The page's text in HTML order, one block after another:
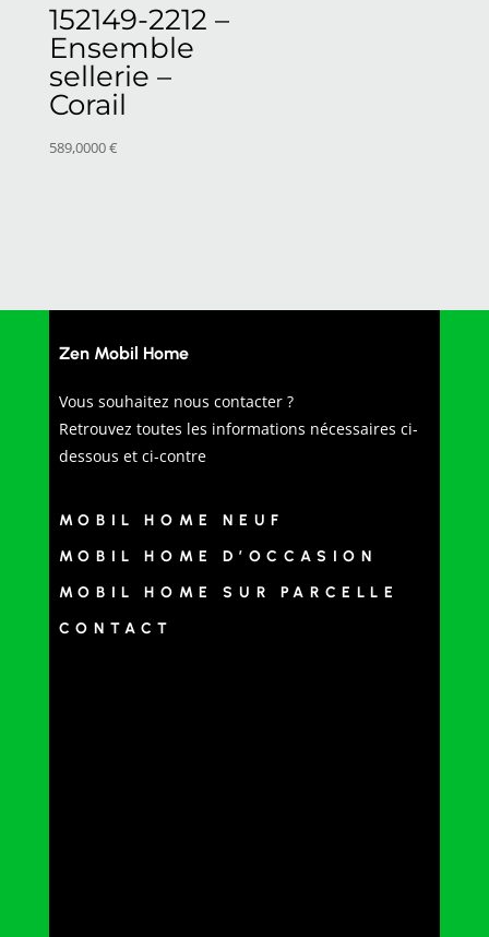
152149-2212 –
Ensemble
sellerie –
Corail
589,0000€
Zen Mobil Home
Vous souhaitez nous contacter ?
Retrouvez toutes les informations nécessaires ci-
dessous et ci-contre
MOBIL HOME NEUF
MOBIL HOME D’OCCASION
MOBIL HOME SUR PARCELLE
CONTACT